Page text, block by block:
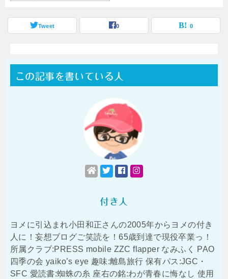
Tweet 0 0
この記事を書いている人
付き人
ヨメに引込まれ小田和正さんの2005年からヨメの付き
人に！妄想ブログご笑読を！65歳到達で現役卒業っ！
所属クラブ:PRESS mobile ZZC flapper なみふく PAO
四季の会 yaiko’s eye 趣味:離島旅行 保有パス:JGC・
SFC 愛読書:蜘蛛の糸 座右の銘:わが青春に悔なし 使用